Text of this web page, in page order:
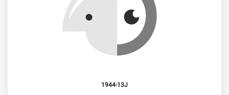
1944-13J